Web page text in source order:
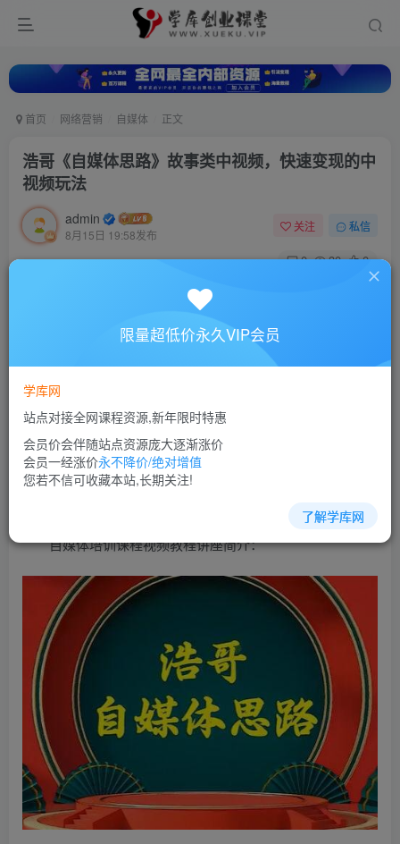
首页 网络营销 自媒体 正文
浩哥《自媒体思路》故事类中视频，快速变现的中
视频玩法
admin
8月15日 19:58发布
关注 私信
0 30 0
浩哥《自媒体思路》故事类中视频，快速变现的中视频玩法
此内容为付费资源，请付费后查看
10
立即购买
您当前未登录！建议登陆后购买，可保存购买订单
自媒体培训课程视频教程讲座简介：
限量超低价永久VIP会员
学库网
站点对接全网课程资源,新年限时特惠
会员价会伴随站点资源庞大逐渐涨价
会员一经涨价永不降价/绝对增值
您若不信可收藏本站,长期关注!
了解学库网